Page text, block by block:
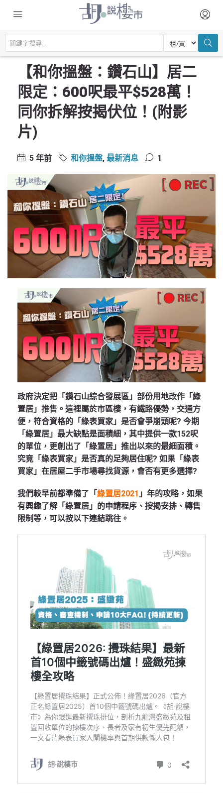
主頁
和你搵盤
【和你搵盤：鑽石山】居二限定：600呎最平$528萬！同你拆解按揭伏
位！(附影片)
【和你搵盤：鑽石山】居二
限定：600呎最平$528萬！
同你拆解按揭伏位！(附影
片)
5 年前 和你搵盤, 最新消息 1
政府決定把「鑽石山綜合發展區」部份用地改作「綠
置居」推售。這裡屬於市區樓，有鐵路優勢，交通方
便，符合資格的「綠表買家」是否會爭崩頭呢? 今期
「綠置居」最大缺點是面積細，其中提供一款152呎
的單位，更創出了「綠置居」推出以來的最細面積。
究竟「綠表買家」是否真的足夠居住呢? 如果「綠表
買家」在居屋二手市場尋找貨源，會否有更多選擇?
我們較早前都準備了「綠置居2021 」年的攻略，如果
有興趣了解「綠置居」的申請程序、按揭安排、轉售
限制等，可以按以下連結跳往。